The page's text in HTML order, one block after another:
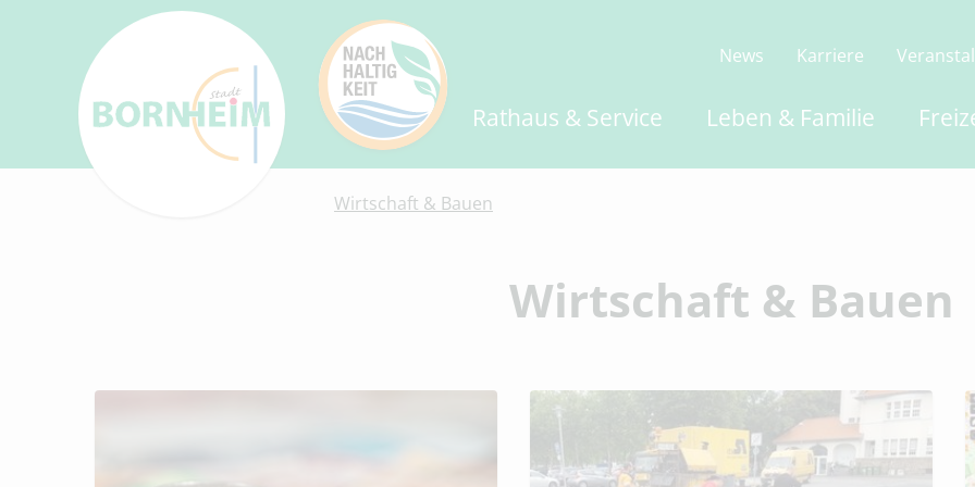
Rathaus & Service Leben & Familie
News Karriere
Wirtschaft & Bauen
Wirtschaft & Bauen